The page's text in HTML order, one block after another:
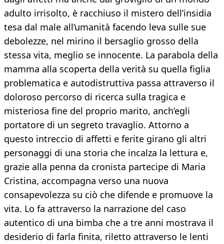
adulto irrisolto, è racchiuso il mistero dell’insidia
tesa dal male all’umanità facendo leva sulle sue
debolezze, nel mirino il bersaglio grosso della
stessa vita, meglio se innocente. La parabola della
mamma alla scoperta della verità su quella figlia
problematica e autodistruttiva passa attraverso il
doloroso percorso di ricerca sulla tragica e
misteriosa fine del proprio marito, anch’egli
portatore di un segreto travaglio. Attorno a
questo intreccio di affetti e ferite girano gli altri
personaggi di una storia che incalza la lettura e,
grazie alla penna da cronista partecipe di Maria
Cristina, accompagna verso una nuova
consapevolezza su ciò che difende e promuove la
vita. Lo fa attraverso la narrazione del caso
autentico di una bimba che a tre anni mostrava il
desiderio di farla finita, riletto attraverso le lenti